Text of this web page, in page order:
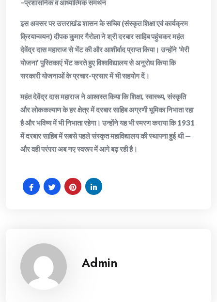
–प्रशासनिक व आध्यात्मिक समर्थन
इस अवसर पर उत्तराखंड शासन के सचिव (संस्कृत शिक्षा एवं कार्यक्रम
क्रियान्वयन) दीपक कुमार गैरोला ने श्री दरबार साहिब पहुंचकर महंत
देवेंद्र दास महाराज से भेंट की और आशीर्वाद प्राप्त किया। उन्होंने ‘मेरी
योजना’ पुस्तिकाएं भेंट करते हुए विश्वविद्यालय से अनुरोध किया कि
सरकारी योजनाओं के प्रचार-प्रसार में भी सहयोग दें।
महंत देवेंद्र दास महाराज ने आश्वस्त किया कि शिक्षा, स्वास्थ्य, संस्कृति
और लोककल्याण के हर क्षेत्र में दरबार साहिब अग्रणी भूमिका निभाता रहा
है और भविष्य में भी निभाता रहेगा। उन्होंने यह भी स्मरण कराया कि 1931
में दरबार साहिब में सबसे पहले संस्कृत महाविद्यालय की स्थापना हुई थी —
और वही परंपरा अब नए स्वरूप में आगे बढ़ रही है।
Admin